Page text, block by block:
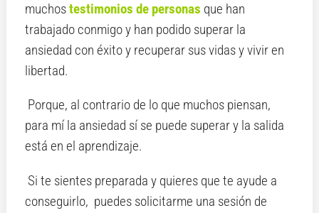
muchostestimonios de personas que han
trabajado conmigo y han podido superar la
ansiedad con éxito y recuperar sus vidas y vivir en
libertad.
Porque, al contrario de lo que muchos piensan,
para mí la ansiedad sí se puede superar y la salida
está en el aprendizaje.
Si te sientes preparada y quieres que te ayude a
conseguirlo, puedes solicitarme una sesión de